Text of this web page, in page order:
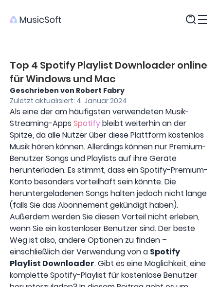
Top 4 Spotify Playlist Downloader online
für Windows und Mac
Geschrieben von Robert Fabry
Zuletzt aktualisiert: 4. Januar 2024
Als eine der am häufigsten verwendeten Musik-
Streaming-Apps Spotifybleibt weiterhin an der
Spitze, da alle Nutzer über diese Plattform kostenlos
Musik hören können. Allerdings können nur Premium-
Benutzer Songs und Playlists auf ihre Geräte
herunterladen. Es stimmt, dass ein Spotify-Premium-
Konto besonders vorteilhaft sein könnte. Die
heruntergeladenen Songs halten jedoch nicht lange
(falls Sie das Abonnement gekündigt haben).
Außerdem werden Sie diesen Vorteil nicht erleben,
wenn Sie ein kostenloser Benutzer sind. Der beste
Weg ist also, andere Optionen zu finden –
einschließlich der Verwendung von a Spotify
Playlist Downloader. Gibt es eine Möglichkeit, eine
komplette Spotify-Playlist für kostenlose Benutzer